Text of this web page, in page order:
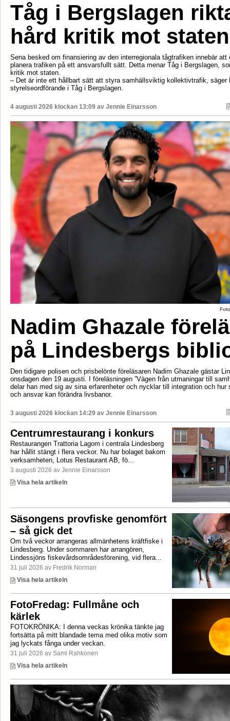
Tåg i Bergslagen
hård kritik mot staten
Sena besked om finansiering av den interregionala tågtrafiken innebär att
planera trafiken på ett ansvarsfullt sätt. Detta menar Tåg i Bergslagen,
kritik mot staten.
– Det är inte ett hållbart sätt att styra samhällsviktig kollektivtrafik, säger
styrelseordförande i Tåg i Bergslagen.
4 augusti 2026 klockan 13:09 av Jennie Einarsson
Nadim Ghazale
på Lindesbergs
Den tidigare polisen och prisbelönte föreläsaren Nadim Ghazale gästar
onsdagen den 19 augusti. I föreläsningen ”Vägen från utmaningar till
delar han med sig av sina erfarenheter och nycklar till integration och hur
och ansvar kan förändra livsbanor.
3 augusti 2026 klockan 14:29 av Jennie Einarsson
Centrumrestaurang i konkurs
Restaurangen Trattoria Lagom i centrala Lindesberg
har hållit stängt i flera veckor. Nu har bolaget bakom
verksamheten, Lotus Restaurant AB, fö...
3 augusti 2026 av Jennie Einarsson
Visa hela artikeln
Säsongens provfiske genomfört
– så gick det
Om två veckor arrangeras allmänhetens kräftfiske i
Lindesberg. Under sommaren har arrangören,
Lindessjöns fiskevårdsområdesförening, vid flera...
31 juli 2026 av Fredrik Norman
Visa hela artikeln
FotoFredag: Fullmåne och
kärlek
FOTOKRÖNIKA: I denna veckas krönika tänkte jag
fortsätta på mitt blandade tema med olika motiv som
jag lyckats fånga under veckan.
31 juli 2026 av Sami Rahkonen
Visa hela artikeln